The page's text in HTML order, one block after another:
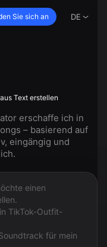
Sie sich an DE
Text erstellen
erschaffe ich in
– basierend auf
eingängig und